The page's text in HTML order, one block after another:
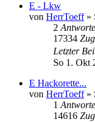
E - Lkw
von HerrToeff»
2
17334
Letzter
So 1. Okt
E Hackorette...
von HerrToeff»
1
14616